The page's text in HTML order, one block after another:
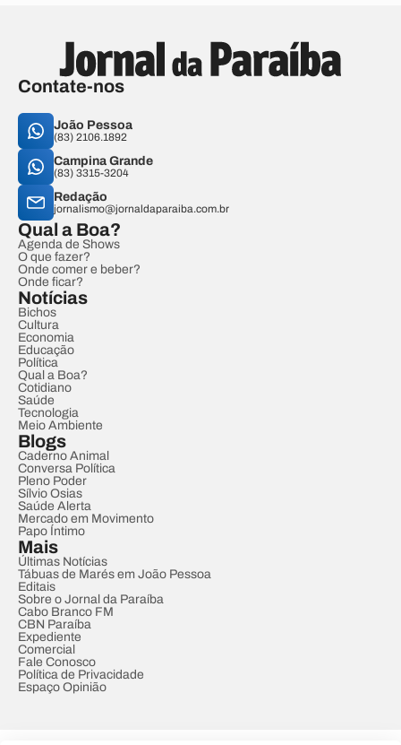
Contate-nos
João Pessoa
(83) 2106.1892
Campina Grande
(83) 3315-3204
Redação
jornalismo@jornaldaparaiba.com.br
Qual a Boa?
Agenda de Shows
O que fazer?
Onde comer e beber?
Onde ficar?
Notícias
Bichos
Cultura
Economia
Educação
Política
Qual a Boa?
Cotidiano
Saúde
Tecnologia
Meio Ambiente
Blogs
Caderno Animal
Conversa Política
Pleno Poder
Sílvio Osias
Saúde Alerta
Mercado em Movimento
Papo Íntimo
Mais
Últimas Notícias
Tábuas de Marés em João Pessoa
Editais
Sobre o Jornal da Paraíba
Cabo Branco FM
CBN Paraíba
Expediente
Comercial
Fale Conosco
Política de Privacidade
Espaço Opinião